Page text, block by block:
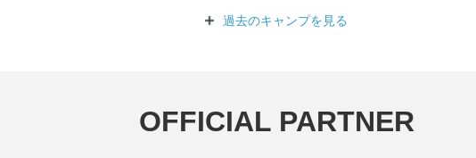
過去のキャンプを 見る
OFFICIAL PARTNER